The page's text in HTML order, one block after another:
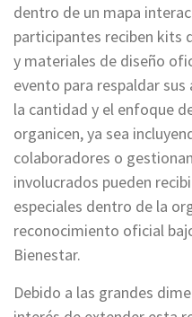
dentro de un mapa
participantes reciben kits
y materiales de diseño
evento para respaldar
la cantidad y el enfoque
organicen, ya sea
colaboradores o
involucrados pueden
especiales dentro de la
reconocimiento oficial
Bienestar.
Debido a las grandes